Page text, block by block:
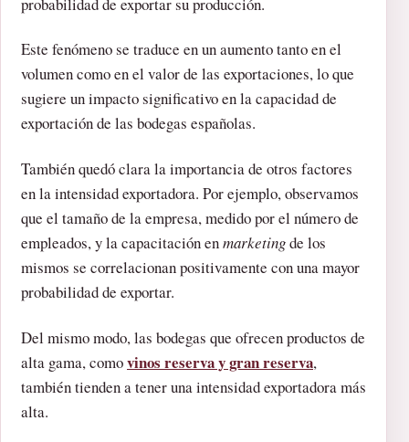
Este fenómeno se traduce en un aumento tanto en el
volumen como en el valor de las exportaciones, lo que
sugiere un impacto significativo en la capacidad de
exportación de las bodegas españolas.
También quedó clara la importancia de otros factores
en la intensidad exportadora. Por ejemplo, observamos
que el tamaño de la empresa, medido por el número de
empleados, y la capacitación enmarketingde los
mismos se correlacionan positivamente con una mayor
probabilidad de exportar.
Del mismo modo, las bodegas que ofrecen productos de
alta gama, comovinos reserva y gran reserva,
también tienden a tener una intensidad exportadora más
alta.